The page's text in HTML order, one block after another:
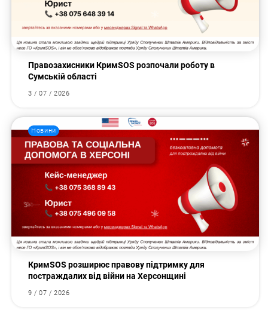
Правозахисники КримSOS розпочали роботу в
Сумській області
3 / 07 / 2026
Новини
КримSOS розширює правову підтримку для
постраждалих від війни на Херсонщині
9 / 07 / 2026